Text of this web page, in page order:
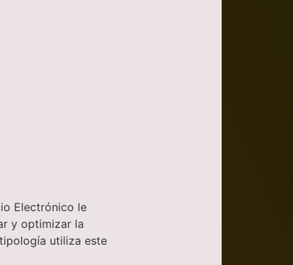
Electrónico le
y optimizar la
utiliza este